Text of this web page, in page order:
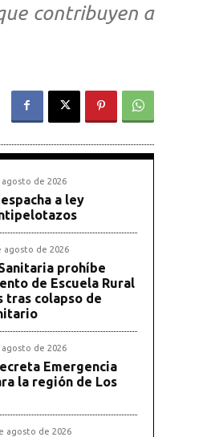
contribuyen a
agosto de 2026
a ley
agosto de 2026
prohíbe
de Escuela Rural
tras colapso de
agosto de 2026
Emergencia
la región de Los
agosto de 2026